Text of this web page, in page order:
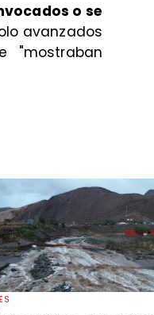
o se
avanzados
"mostraban